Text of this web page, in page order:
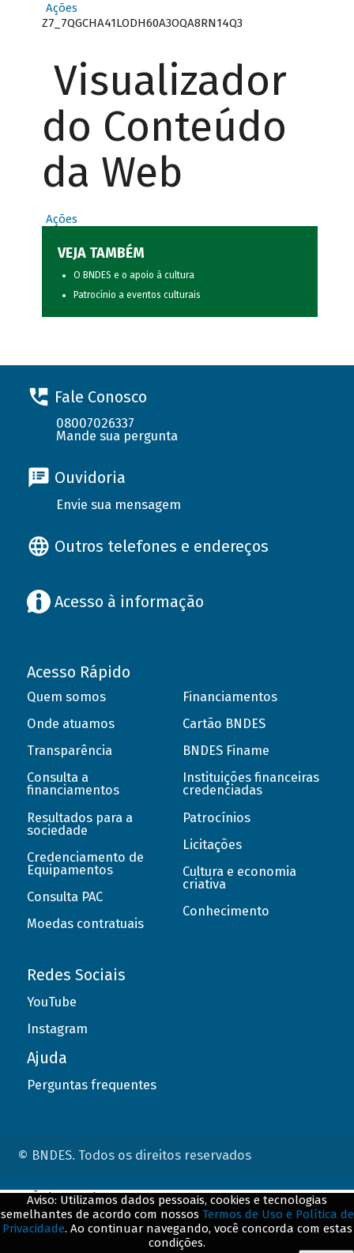
Ações
Z7_7QGCHA41LODH60A3OQA8RN14Q3
Visualizador
do Conteúdo
da Web
Ações
VEJA TAMBÉM
O BNDES e o apoio à cultura
Patrocínio a eventos culturais
Fale Conosco
08007026337
Mande sua pergunta
Ouvidoria
Envie sua mensagem
Outros telefones e endereços
Acesso à informação
Acesso Rápido
Quem somos
Onde atuamos
Transparência
Consulta a
financiamentos
Resultados para a
sociedade
Credenciamento de
Equipamentos
Consulta PAC
Moedas contratuais
Financiamentos
Cartão BNDES
BNDES Finame
Instituições financeiras
credenciadas
Patrocínios
Licitações
Cultura e economia
criativa
Conhecimento
Redes Sociais
YouTube
Instagram
Ajuda
Perguntas frequentes
© BNDES. Todos os direitos reservados
Aviso: Utilizamos dados pessoais, cookies e tecnologias
semelhantes de acordo com nossos Termos de Uso e Política de
Privacidade. Ao continuar navegando, você concorda com estas
condições.
ConteÃºdo complementar
${title}${badge}